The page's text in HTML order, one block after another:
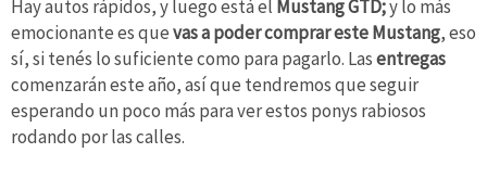
Hay autos rápidos, y luego está el Mustang GTD;y lo más
emocionante es quevas a poder comprar este Mustang, eso
sí, si tenés lo suficiente como para pagarlo. Lasentregas
comenzarán este año, así que tendremos que seguir
esperando un poco más para ver estos ponys rabiosos
rodando por las calles.